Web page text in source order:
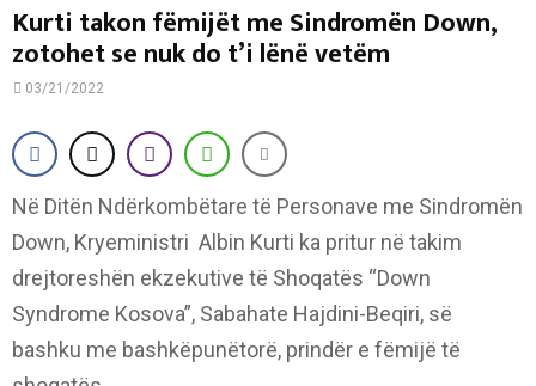
Kurti takon fëmijët me Sindromën Down,
zotohet se nuk do t’i lënë vetëm
03/21/2022
Në Ditën Ndërkombëtare të Personave me Sindromën
Down, Kryeministri Albin Kurti ka pritur në takim
drejtoreshën ekzekutive të Shoqatës “Down
Syndrome Kosova”, Sabahate Hajdini-Beqiri, së
bashku me bashkëpunëtorë, prindër e fëmijë të